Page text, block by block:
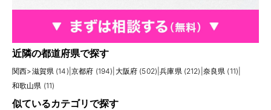
近隣の都道府県で探す
関西>滋賀県 (14) 京都府 (194) 大阪府 (502) |兵庫県 (212) 奈良県 (11)
和歌山県 (11)
似ているカテゴリで探す